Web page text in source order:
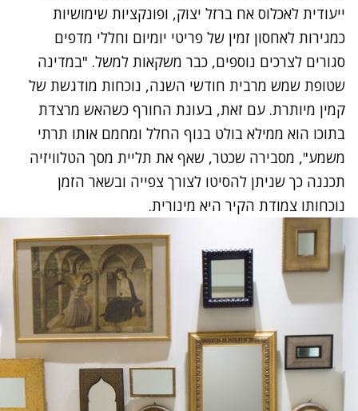
ייעודית לאכלוס אח ברזל יצוק, ופונקציות שימושיות
כמגירות לאחסון זמין של פריטי יומיום וחללי מדפים
סגורים לצרכים נוספים, כבר משקאות למשל. "במדינה
שטופת שמש מרבית חודשי השנה, נוכחות מודגשת של
קמין מיותרת. עם זאת, בעונת החורף כשהאש מרצדת
בתוכו הוא ממילא בולט בנוף החלל ומחמם אותו תרתי
משמע", מסבירה שכטר, שאף את תליית מסך הטלוויזיה
תכננה כך שניתן להסיטו לצורך צפייה ובשאר הזמן
נוכחותו צמודת הקיר היא מינורית.